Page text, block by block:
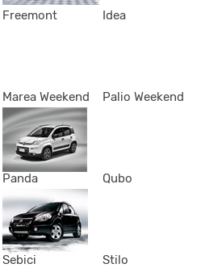
Freemont Idea
Marea Weekend Palio Weekend
Panda Qubo
Sebici Stilo